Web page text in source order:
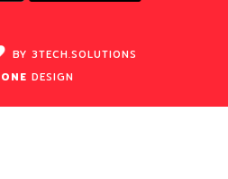
BY 3TECH.SOLUTIONS
ONE DESIGN